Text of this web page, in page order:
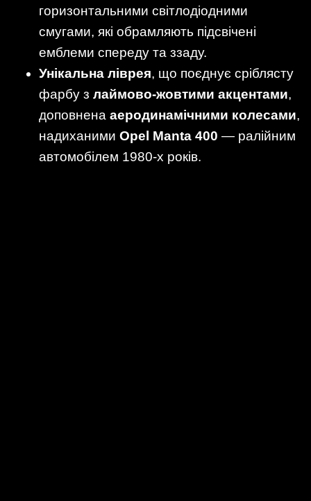
горизонтальними світлодіодними
смугами, які обрамляють підсвічені
емблеми спереду та ззаду.
Унікальна ліврея, що поєднує сріблясту
фарбу з лаймово-жовтими акцентами,
доповнена аеродинамічними колесами,
надиханими Opel Manta 400 — ралійним
автомобілем 1980-х років.